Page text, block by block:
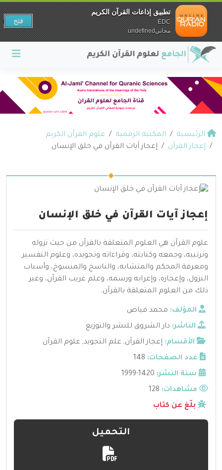
الرئيسية المكتبة الرقمية
علوم القرآن الكريم
إعجاز القرآن
إعجاز آيات القرآن في خلق الإنسان
إعجاز آيات القرآن في خلق الإنسان
علوم القرآن هي العلوم المتعلقة بالقرآن من حيث نزوله
وترتيبه، وجمعه وكتابته، وقراءاته وتجويده، وعلوم التفسير
ومعرفة المحكم والمتشابه، والناسخ والمنسوخ، وأسباب
النزول، وإعجازه، وإعرابه ورسمه، وعلم غريب القرآن، وغير
ذلك من العلوم المتعلقة بالقرآن.
المؤلف: محمد فياض
الناشر: دار الشروق للنشر والتوزيع
الأقسام: إعجاز القرآن, علم التجويد, علوم القرآن
عدد الصفحات: 148
سنة النشر: 1420-1999
مشاهدات:
بلّغ عن كتاب
التحميل
تطبيق إذاعات القرآن الكريم
EDC
مجانيundefined
فتح